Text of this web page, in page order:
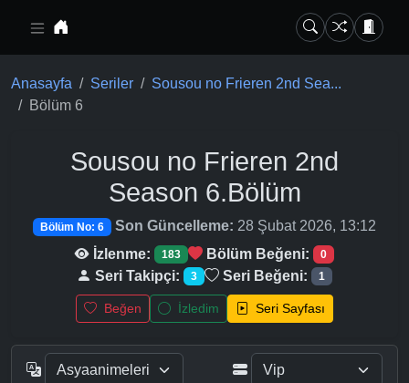
Anasayfa Seriler
Sousou no Frieren 2nd Sea...
Bölüm 6
Sousou no Frieren 2nd
Season 6.Bölüm
Bölüm No: 6 Son Güncelleme: 28 Şubat 2026, 13:12
İzlenme:
183 Bölüm Beğeni: 0
Seri Takipçi: 3 Seri Beğeni: 1
Beğen İzledim Seri Sayfası